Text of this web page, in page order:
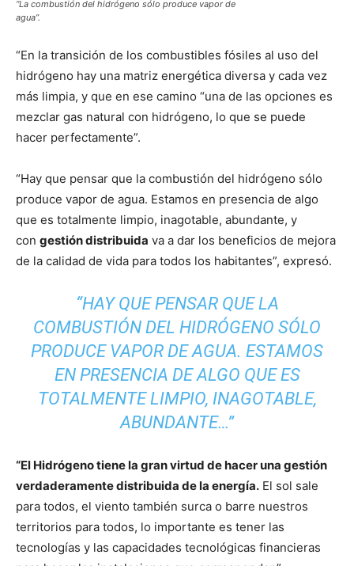
“La combustión del hidrógeno sólo produce vapor de
agua”.
“En la transición de los combustibles fósiles al uso del
hidrógeno hay una matriz energética diversa y cada vez
más limpia, y que en ese camino “una de las opciones es
mezclar gas natural con hidrógeno, lo que se puede
hacer perfectamente”.
“Hay que pensar que la combustión del hidrógeno sólo
produce vapor de agua. Estamos en presencia de algo
que es totalmente limpio, inagotable, abundante, y
con gestión distribuida va a dar los beneficios de mejora
de la calidad de vida para todos los habitantes”, expresó.
“HAY QUE PENSAR QUE LA
COMBUSTIÓN DEL HIDRÓGENO SÓLO
PRODUCE VAPOR DE AGUA. ESTAMOS
EN PRESENCIA DE ALGO QUE ES
TOTALMENTE LIMPIO, INAGOTABLE,
ABUNDANTE…”
“El Hidrógeno tiene la gran virtud de hacer una gestión
verdaderamente distribuida de la energía. El sol sale
para todos, el viento también surca o barre nuestros
territorios para todos, lo importante es tener las
tecnologías y las capacidades tecnológicas financieras